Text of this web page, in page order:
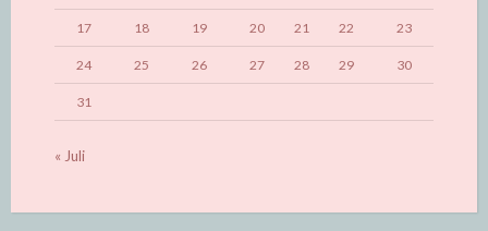
17 18 19 20 21 22 23
24 25 26 27 28 29 30
31
« Juli